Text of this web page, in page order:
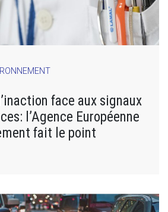
face aux signaux
l’Agence Européenne
fait le point